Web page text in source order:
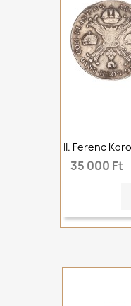
II. Ferenc
35 000 Ft